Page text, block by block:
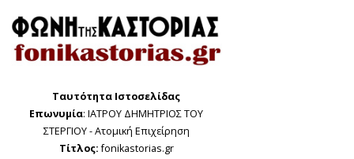
Ταυτότητα Ιστοσελίδας
Επωνυμία: ΙΑΤΡΟΥ ΔΗΜΗΤΡΙΟΣ ΤΟΥ
ΣΤΕΡΓΙΟΥ - Ατομική Επιχείρηση
Τίτλος:fonikastorias.gr